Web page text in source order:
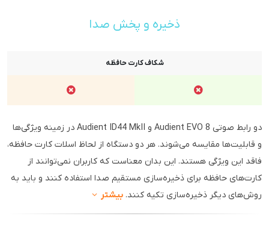
ذخیره و پخش صدا
شکاف کارت حافظه
دو رابط صوتی Audient EVO 8 و Audient ID44 MkII در زمینه ویژگی‌ها
و قابلیت‌ها مقایسه می‌شوند. هر دو دستگاه از لحاظ اسلات کارت حافظه،
فاقد این ویژگی هستند. این بدان معناست که کاربران نمی‌توانند از
کارت‌های حافظه برای ذخیره‌سازی مستقیم صدا استفاده کنند و باید به
روش‌های دیگر ذخیره‌سازی تکیه کنند. بیشتر